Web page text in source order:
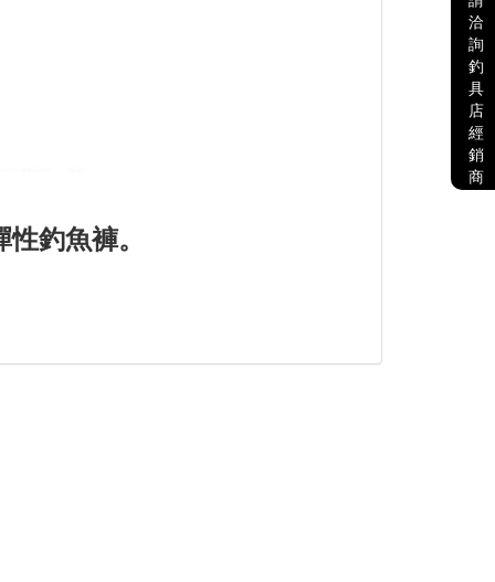
洽
詢
釣
具
店
經
銷
商
釣魚褲。